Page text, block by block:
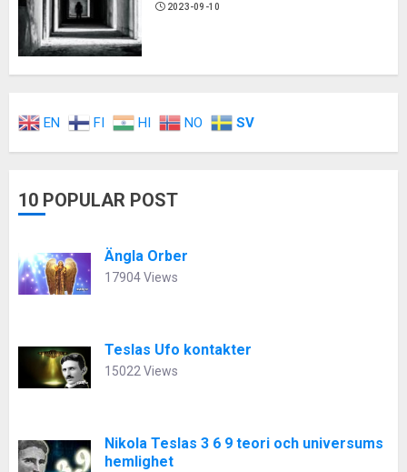
2023-09-10
EN FI HI NO SV
10 POPULAR POST
Ängla Orber
17904 Views
Teslas Ufo kontakter
15022 Views
Nikola Teslas 3 6 9 teori och universums
hemlighet